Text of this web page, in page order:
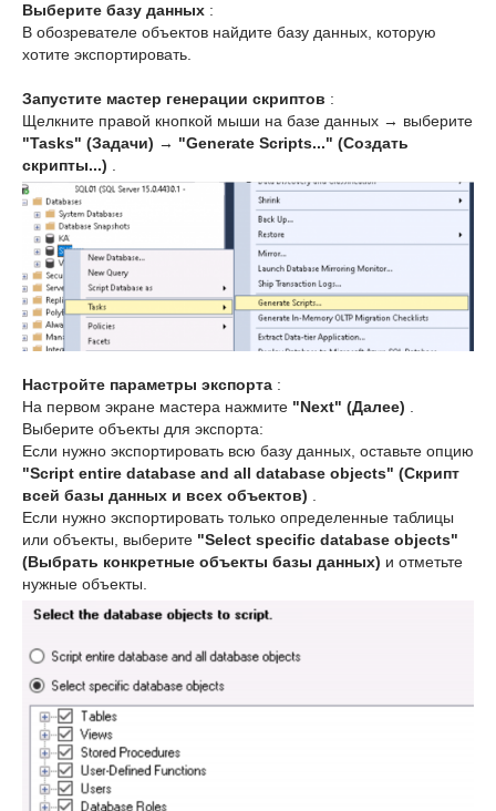
Выберите базу данных :
В обозревателе объектов найдите базу данных, которую
хотите экспортировать.
Запустите мастер генерации скриптов :
Щелкните правой кнопкой мыши на базе данных → выберите
"Tasks" (Задачи) → "Generate Scripts..." (Создать
скрипты...)
Настройте параметры экспорта :
На первом экране мастера нажмите "Next" (Далее)
Выберите объекты для экспорта:
Если нужно экспортировать всю базу данных, оставьте опцию
"Script entire database and all database objects" (Скрипт
всей базы данных и всех объектов)
Если нужно экспортировать только определенные таблицы
или объекты, выберите "Select specific database objects"
(Выбрать конкретные объекты базы данных) и отметьте
нужные объекты.